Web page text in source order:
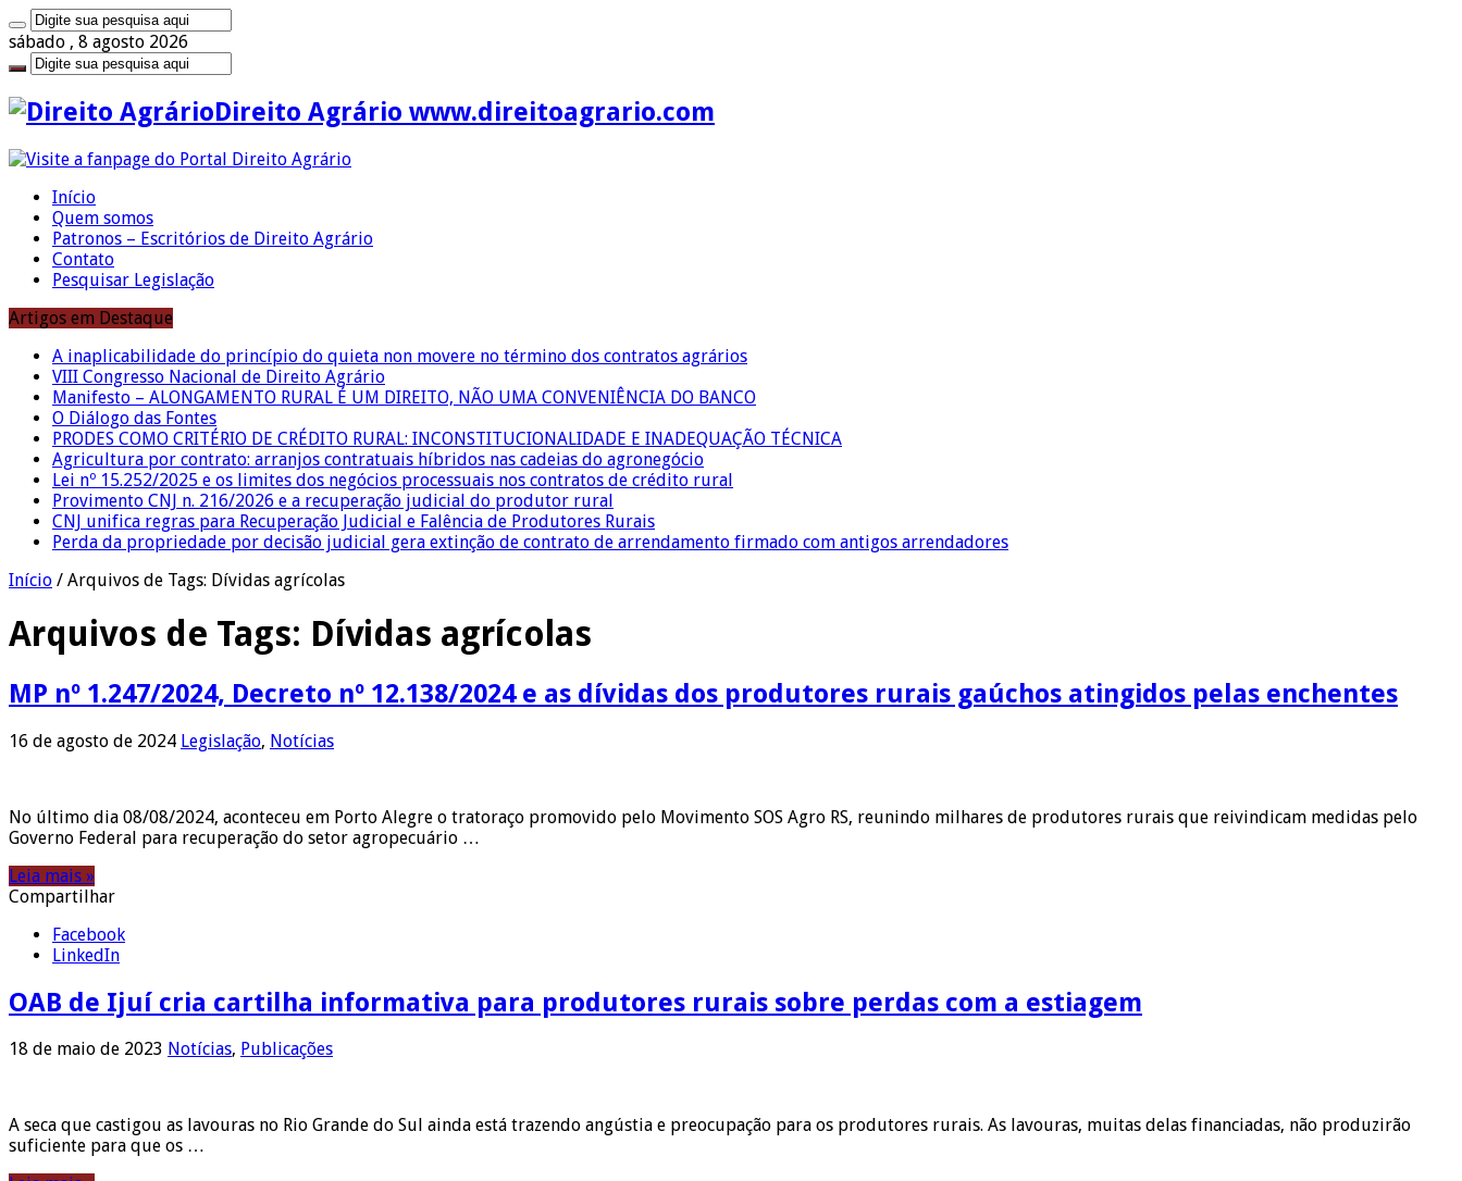
sábado , 8 agosto 2026
Direito Agrário www.direitoagrario.com
Início
Quem somos
Patronos – Escritórios de Direito Agrário
Contato
Pesquisar Legislação
Artigos em Destaque
A inaplicabilidade do princípio do quieta non movere no término dos contratos agrários
VIII Congresso Nacional de Direito Agrário
Manifesto – ALONGAMENTO RURAL É UM DIREITO, NÃO UMA CONVENIÊNCIA DO BANCO
O Diálogo das Fontes
PRODES COMO CRITÉRIO DE CRÉDITO RURAL: INCONSTITUCIONALIDADE E INADEQUAÇÃO TÉCNICA
Agricultura por contrato: arranjos contratuais híbridos nas cadeias do agronegócio
Lei nº 15.252/2025 e os limites dos negócios processuais nos contratos de crédito rural
Provimento CNJ n. 216/2026 e a recuperação judicial do produtor rural
CNJ unifica regras para Recuperação Judicial e Falência de Produtores Rurais
Perda da propriedade por decisão judicial gera extinção de contrato de arrendamento firmado com antigos arrendadores
Início / Arquivos de Tags: Dívidas agrícolas
Arquivos de Tags: Dívidas agrícolas
MP nº 1.247/2024, Decreto nº 12.138/2024 e as dívidas dos produtores rurais gaúchos atingidos pelas enchentes
16 de agosto de 2024 Legislação, Notícias
No último dia 08/08/2024, aconteceu em Porto Alegre o tratoraço promovido pelo Movimento SOS Agro RS, reunindo milhares de produtores rurais que reivindicam medidas pelo
Governo Federal para recuperação do setor agropecuário …
Leia mais »
Compartilhar
Facebook
LinkedIn
OAB de Ijuí cria cartilha informativa para produtores rurais sobre perdas com a estiagem
18 de maio de 2023 Notícias, Publicações
A seca que castigou as lavouras no Rio Grande do Sul ainda está trazendo angústia e preocupação para os produtores rurais. As lavouras, muitas delas financiadas, não produzirão
suficiente para que os …